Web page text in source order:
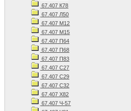
67.407 К78
67.407 Л50
67.407 М12
67.407 М15
67.407 П64
67.407 П68
67.407 П83
67.407 С27
67.407 С29
67.407 С32
67.407 Х82
67.407 Ч-57